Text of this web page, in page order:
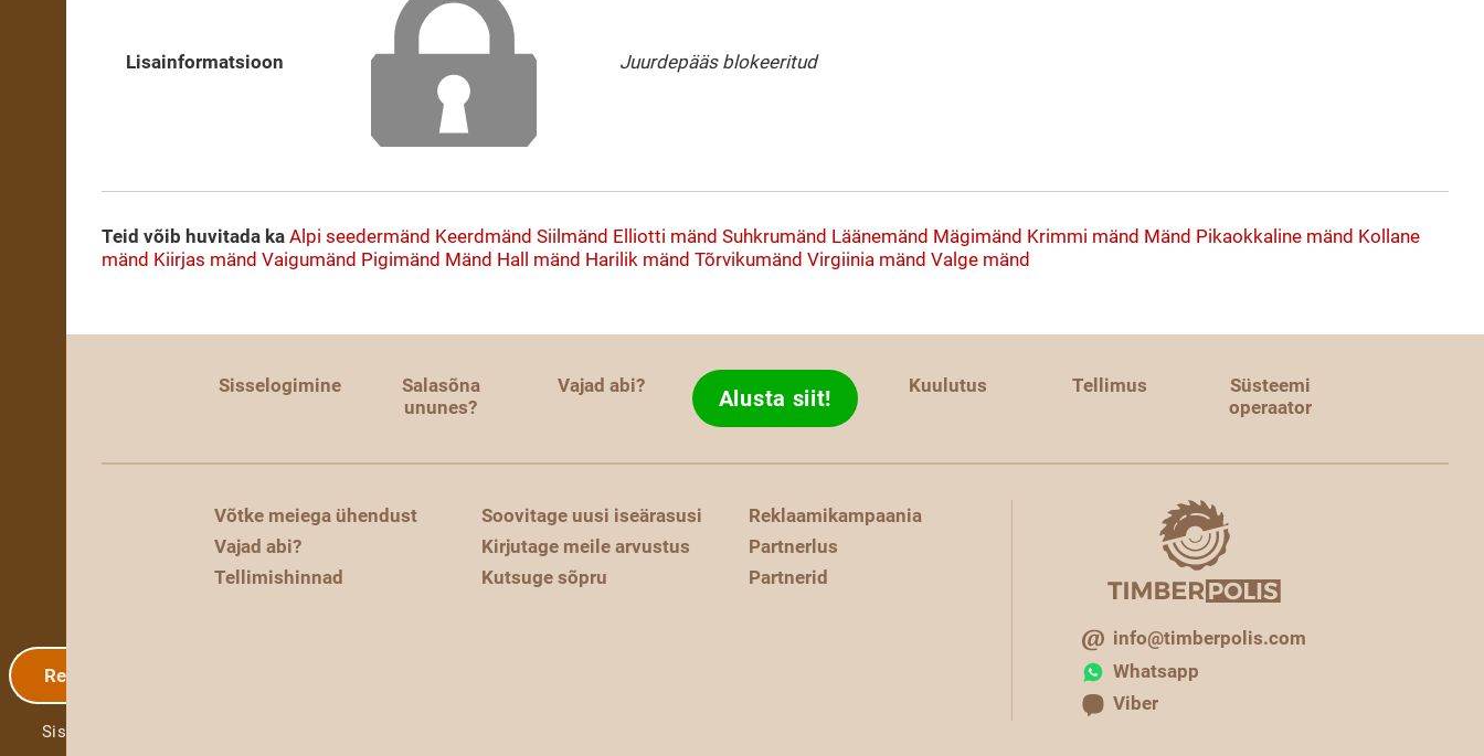
Registreerimine
Sisselogimine
Lisainformatsioon Juurdepääs blokeeritud
Teid võib huvitada ka Alpi seedermänd Keerdmänd Siilmänd Elliotti mänd Suhkrumänd Läänemänd Mägimänd Krimmi mänd Mänd Pikaokkaline mänd Kollane
mänd Kiirjas mänd Vaigumänd Pigimänd Mänd Hall mänd Harilik mänd Tõrvikumänd Virgiinia mänd Valge mänd
Sisselogimine
Salasõna
ununes?
Vajad abi? Alusta siit! Kuulutus Tellimus
Süsteemi
operaator
Võtke meiega ühendust
Vajad abi?
Tellimishinnad
Soovitage uusi iseärasusi
Kirjutage meile arvustus
Kutsuge sõpru
Reklaamikampaania
Partnerlus
Partnerid
info@timberpolis.com
Whatsapp
Viber